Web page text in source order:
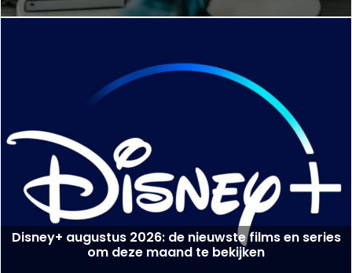
Disney+ augustus 2026: de nieuwste films en series
om deze maand te bekijken